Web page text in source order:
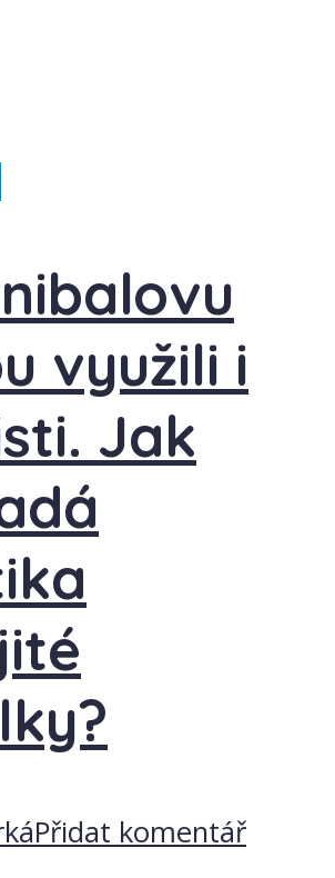
využili i
Jak
Přidat komentář